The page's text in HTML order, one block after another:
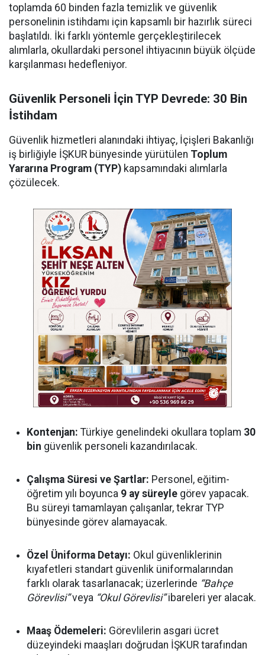
toplamda 60 binden fazla temizlik ve güvenlik
personelinin istihdamı için kapsamlı bir hazırlık süreci
başlatıldı. İki farklı yöntemle gerçekleştirilecek
alımlarla, okullardaki personel ihtiyacının büyük ölçüde
karşılanması hedefleniyor.
Güvenlik Personeli İçin TYP Devrede: 30 Bin
İstihdam
Güvenlik hizmetleri alanındaki ihtiyaç, İçişleri Bakanlığı
iş birliğiyle İŞKUR bünyesinde yürütülen Toplum
Yararına Program (TYP) kapsamındaki alımlarla
çözülecek.
Kontenjan: Türkiye genelindeki okullara toplam 30
bin güvenlik personeli kazandırılacak.
Çalışma Süresi ve Şartlar: Personel, eğitim-
öğretim yılı boyunca 9 ay süreyle görev yapacak.
Bu süreyi tamamlayan çalışanlar, tekrar TYP
bünyesinde görev alamayacak.
Özel Üniforma Detayı: Okul güvenliklerinin
kıyafetleri standart güvenlik üniformalarından
farklı olarak tasarlanacak; üzerlerinde “Bahçe
Görevlisi”veya “Okul Görevlisi”ibareleri yer alacak.
Maaş Ödemeleri: Görevlilerin asgari ücret
düzeyindeki maaşları doğrudan İŞKUR tarafından